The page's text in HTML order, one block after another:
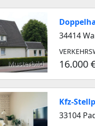
Musterbild
34414
16.000
Kfz-
33104